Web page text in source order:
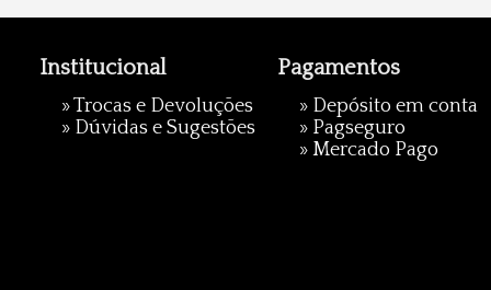
Institucional
»Trocas e Devoluções
» Dúvidas e Sugestões
Pagamentos
» Depósito em conta
» Pagseguro
» Mercado Pago